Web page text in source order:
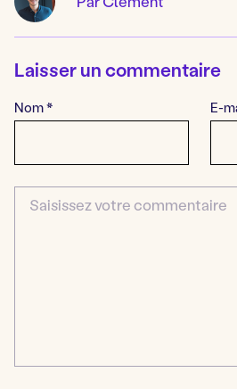
Laisser un commentaire
Nom* E-